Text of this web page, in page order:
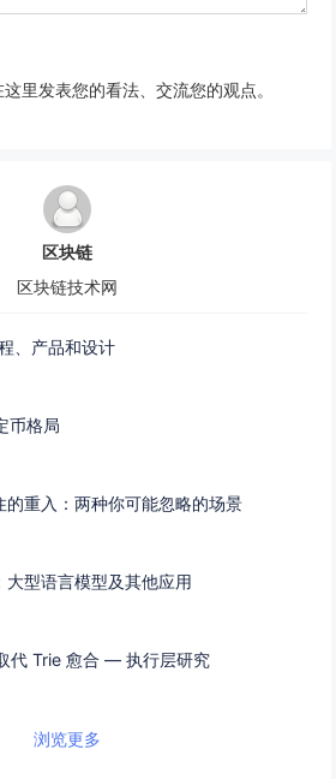
里发表您的看法、交流您的观点。
区块链
区块链技术网
、产品和设计
币格局
重入：两种你可能忽略的场景
大型语言模型及其他应用
代 Trie 愈合 — 执行层研究
浏览更多